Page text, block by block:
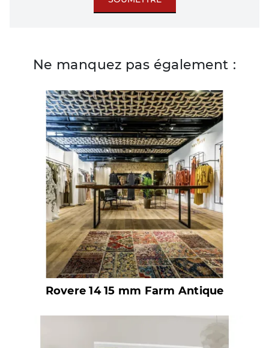
Ne manquez pas également :
Rovere 14 15 mm Farm Antique